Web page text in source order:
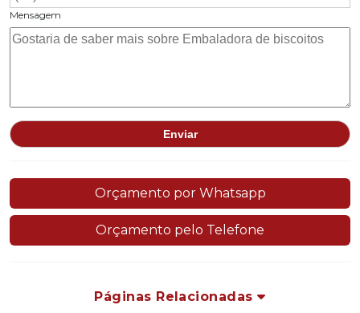
Mensagem
Orçamento por Whatsapp
Orçamento pelo Telefone
Páginas Relacionadas